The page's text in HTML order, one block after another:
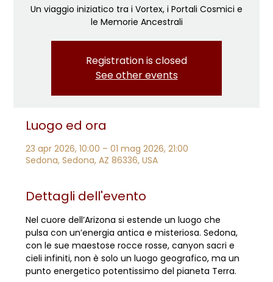
Un viaggio iniziatico tra i Vortex, i Portali Cosmici e
le Memorie Ancestrali
Registration is closed
See other events
Luogo ed ora
23 apr 2026, 10:00 – 01 mag 2026, 21:00
Sedona, Sedona, AZ 86336, USA
Dettagli dell'evento
Nel cuore dell’Arizona si estende un luogo che
pulsa con un’energia antica e misteriosa. Sedona,
con le sue maestose rocce rosse, canyon sacri e
cieli infiniti, non è solo un luogo geografico, ma un
punto energetico potentissimo del pianeta Terra.